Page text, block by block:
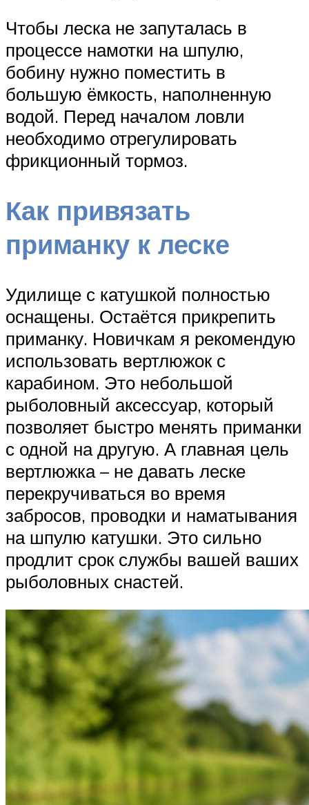
Чтобы леска не запуталась в
процессе намотки на шпулю,
бобину нужно поместить в
большую ёмкость, наполненную
водой. Перед началом ловли
необходимо отрегулировать
фрикционный тормоз.
Как привязать
приманку к леске
Удилище с катушкой полностью
оснащены. Остаётся прикрепить
приманку. Новичкам я рекомендую
использовать вертлюжок с
карабином. Это небольшой
рыболовный аксессуар, который
позволяет быстро менять приманки
с одной на другую. А главная цель
вертлюжка – не давать леске
перекручиваться во время
забросов, проводки и наматывания
на шпулю катушки. Это сильно
продлит срок службы вашей ваших
рыболовных снастей.